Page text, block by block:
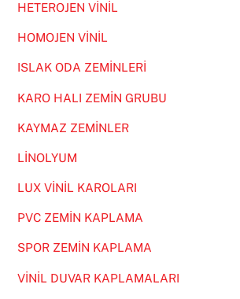
HETEROJEN VİNİL
HOMOJEN VİNİL
ISLAK ODA ZEMİNLERİ
KARO HALI ZEMİN GRUBU
KAYMAZ ZEMİNLER
LİNOLYUM
LUX VİNİL KAROLARI
PVC ZEMİN KAPLAMA
SPOR ZEMİN KAPLAMA
VİNİL DUVAR KAPLAMALARI